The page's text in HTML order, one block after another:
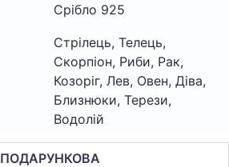
Срібло 925
Стрілець, Телець,
Скорпіон, Риби, Рак,
Козоріг, Лев, Овен, Діва,
Близнюки, Терези,
Водолій